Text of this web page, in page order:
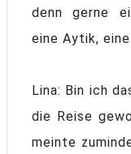
denn gerne
eine Aytik,
Lina: Bin ich
die Reise
meinte